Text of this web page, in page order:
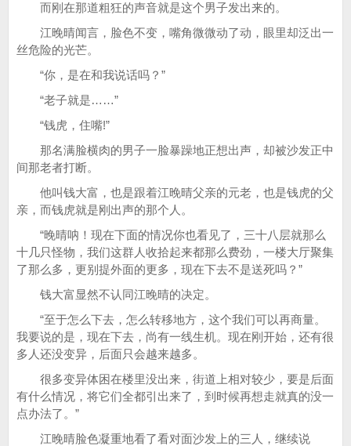
而刚在那道粗狂的声音就是这个男子发出来的。
江晚晴闻言，脸色不变，嘴角微微动了动，眼里却泛出一
丝危险的光芒。
“你，是在和我说话吗？”
“老子就是……”
“钱虎，住嘴!”
那名满脸横肉的男子一脸暴躁地正想出声，却被沙发正中
间那老者打断。
他叫钱大富，也是跟着江晚晴父亲的元老，也是钱虎的父
亲，而钱虎就是刚出声的那个人。
“晚晴呐！现在下面的情况你也看见了，三十八层就那么
十几只怪物，我们这群人收拾起来都那么费劲，一楼大厅聚集
了那么多，更别提外面的更多，现在下去不是送死吗？”
钱大富显然不认同江晚晴的决定。
“至于怎么下去，怎么转移地方，这个我们可以再商量。
我要说的是，现在下去，尚有一线生机。现在刚开始，还有很
多人还没变异，后面只会越来越多。
很多变异体困在楼里没出来，街道上相对较少，要是后面
有什么情况，将它们全都引出来了，到时候再想走就真的没一
点办法了。”
江晚晴脸色凝重地看了看对面沙发上的三人，继续说